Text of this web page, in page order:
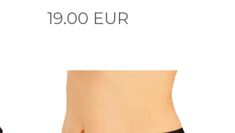
19.00 EUR